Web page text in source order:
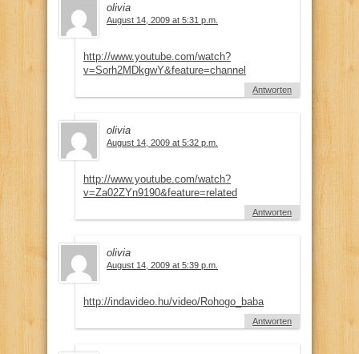
olivia
August 14, 2009 at 5:31 p.m.
http://www.youtube.com/watch?
v=Sorh2MDkgwY&feature=channel
Antworten
olivia
August 14, 2009 at 5:32 p.m.
http://www.youtube.com/watch?
v=Za02ZYn9190&feature=related
Antworten
olivia
August 14, 2009 at 5:39 p.m.
http://indavideo.hu/video/Rohogo_baba
Antworten